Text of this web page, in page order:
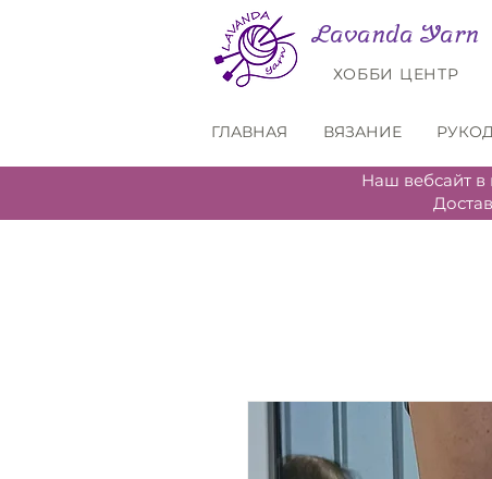
Lavanda Yarn
ХОББИ ЦЕНТР
ГЛАВНАЯ ВЯЗАНИЕ
Наш вебсайт в